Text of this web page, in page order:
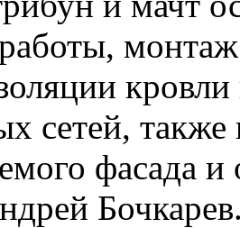
сетей, также
фасада